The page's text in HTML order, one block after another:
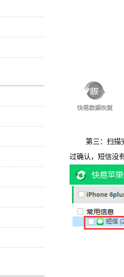
第三：扫描完
过确认，短信没